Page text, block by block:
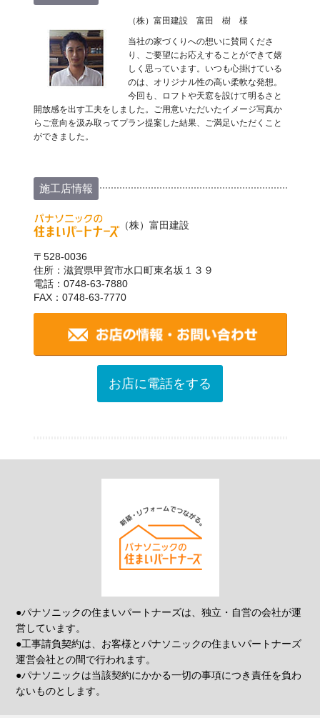
（株）富田建設 富田 樹 様
当社の家づくりへの想いに賛同くださ
り、ご要望にお応えすることができて嬉
しく思っています。いつも心掛けている
のは、オリジナル性の高い柔軟な発想。
今回も、ロフトや天窓を設けて明るさと
開放感を出す工夫をしました。ご用意いただいたイメージ写真か
らご意向を汲み取ってプラン提案した結果、ご満足いただくこと
ができました。
施工店情報
（株）富田建設
〒528-0036
住所：滋賀県甲賀市水口町東名坂１３９
電話：0748-63-7880
FAX：0748-63-7770
お店に電話をする
●パナソニックの住まいパートナーズは、独立・自営の会社が運
営しています。
●工事請負契約は、お客様とパナソニックの住まいパートナーズ
運営会社との間で行われます。
●パナソニックは当該契約にかかる一切の事項につき責任を負わ
ないものとします。